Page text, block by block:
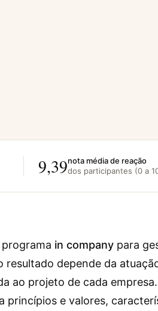
9,39nota média de reação
dos participantes (0 a
programa in company para
resultado depende da
ao projeto de cada
princípios e valores,